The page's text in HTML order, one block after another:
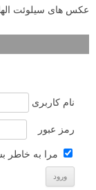
عکس های سیلوئت
نام کاربری
رمز عبور
مرا به خاطر